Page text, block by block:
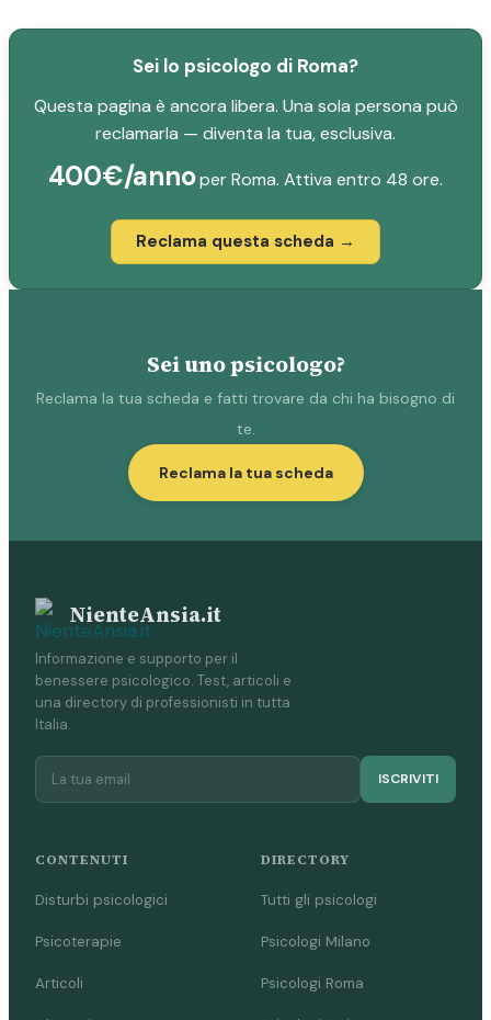
Sei lo psicologo di Roma?
Questa pagina è ancora libera. Una sola persona può
reclamarla — diventa la tua, esclusiva.
400€/annoper Roma. Attiva entro 48 ore.
Reclama questa scheda →
Sei uno psicologo?
Reclama la tua scheda e fatti trovare da chi ha bisogno di
te.
Reclama la tua scheda
NienteAnsia.it
Informazione e supporto per il
benessere psicologico. Test, articoli e
una directory di professionisti in tutta
Italia.
ISCRIVITI
CONTENUTI
Disturbi psicologici
Psicoterapie
Articoli
DIRECTORY
Tutti gli psicologi
Psicologi Milano
Psicologi Roma